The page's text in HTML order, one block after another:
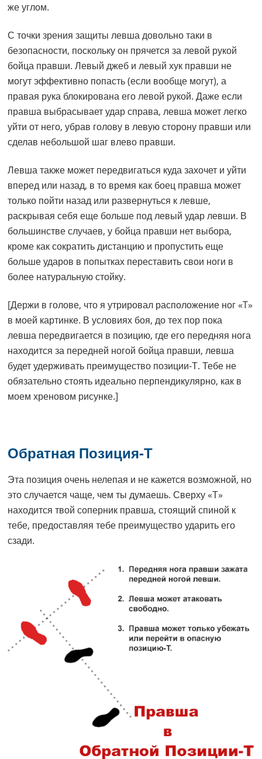
же углом.
С точки зрения защиты левша довольно таки в
безопасности, поскольку он прячется за левой рукой
бойца правши. Левый джеб и левый хук правши не
могут эффективно попасть (если вообще могут), а
правая рука блокирована его левой рукой. Даже если
правша выбрасывает удар справа, левша может легко
уйти от него, убрав голову в левую сторону правши или
сделав небольшой шаг влево правши.
Левша также может передвигаться куда захочет и уйти
вперед или назад, в то время как боец правша может
только пойти назад или развернуться к левше,
раскрывая себя еще больше под левый удар левши. В
большинстве случаев, у бойца правши нет выбора,
кроме как сократить дистанцию и пропустить еще
больше ударов в попытках переставить свои ноги в
более натуральную стойку.
[Держи в голове, что я утрировал расположение ног «T»
в моей картинке. В условиях боя, до тех пор пока
левша передвигается в позицию, где его передняя нога
находится за передней ногой бойца правши, левша
будет удерживать преимущество позиции-Т. Тебе не
обязательно стоять идеально перпендикулярно, как в
моем хреновом рисунке.]
Обратная Позиция-Т
Эта позиция очень нелепая и не кажется возможной, но
это случается чаще, чем ты думаешь. Сверху «Т»
находится твой соперник правша, стоящий спиной к
тебе, предоставляя тебе преимущество ударить его
сзади.